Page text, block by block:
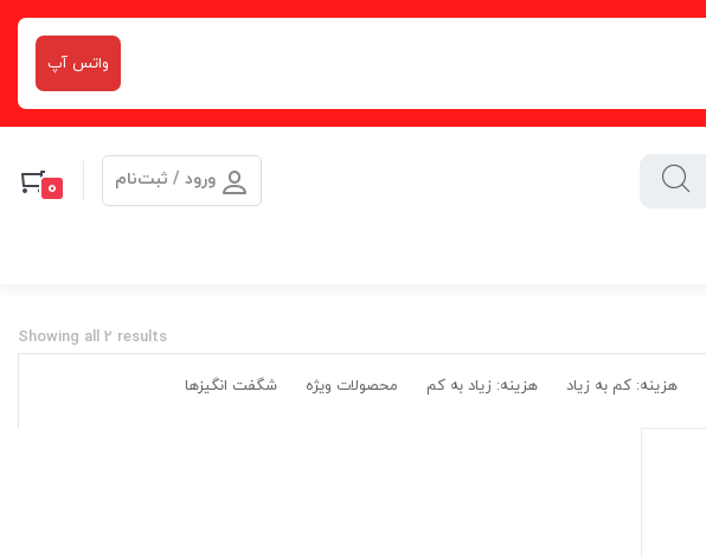
واتس آپ
ورود / ثبت‌نام 0
Showing all 2 results
هزینه: کم به زیاد هزینه: زیاد به کم محصولات ویژه شگفت انگیزها